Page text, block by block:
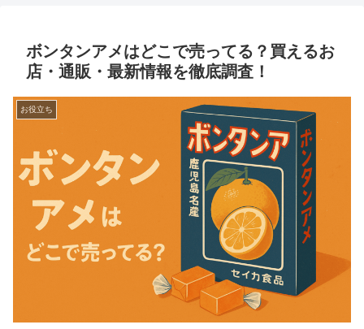
ボンタンアメはどこで売ってる？買えるお
店・通販・最新情報を徹底調査！
お役立ち